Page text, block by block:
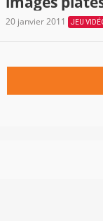
20 janvier 2011 JEU